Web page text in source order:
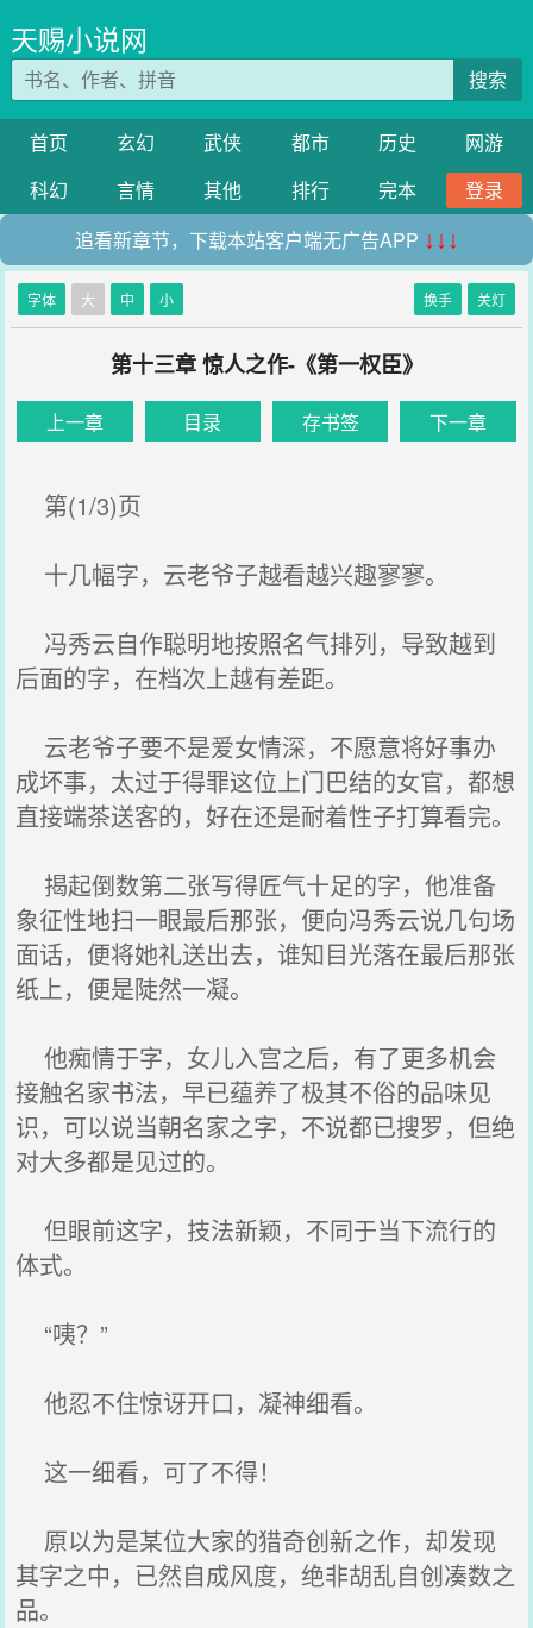
天赐小说网
搜索
首页 玄幻 武侠 都市 历史
网游
科幻
言情 其他 排行 完本
登录
追看新章节，下载本站客户端无广告APP ↓↓↓
字体 大 中 小 换手 关灯
第十三章 惊人之作-《第一权臣》
上一章 目录 存书签 下一章
第(1/3)页
十几幅字，云老爷子越看越兴趣寥寥。
冯秀云自作聪明地按照名气排列，导致越到
后面的字，在档次上越有差距。
云老爷子要不是爱女情深，不愿意将好事办
成坏事，太过于得罪这位上门巴结的女官，都想
直接端茶送客的，好在还是耐着性子打算看完。
揭起倒数第二张写得匠气十足的字，他准备
象征性地扫一眼最后那张，便向冯秀云说几句场
面话，便将她礼送出去，谁知目光落在最后那张
纸上，便是陡然一凝。
他痴情于字，女儿入宫之后，有了更多机会
接触名家书法，早已蕴养了极其不俗的品味见
识，可以说当朝名家之字，不说都已搜罗，但绝
对大多都是见过的。
但眼前这字，技法新颖，不同于当下流行的
体式。
“咦？”
他忍不住惊讶开口，凝神细看。
这一细看，可了不得！
原以为是某位大家的猎奇创新之作，却发现
其字之中，已然自成风度，绝非胡乱自创凑数之
品。